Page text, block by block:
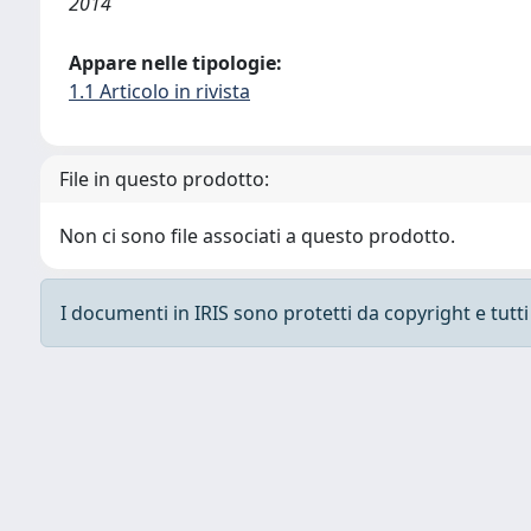
Appare nelle tipologie:
1.1 Articolo in rivista
File in questo prodotto:
Non ci sono file associati a questo prodotto.
I documenti in IRIS sono protetti da copyright e